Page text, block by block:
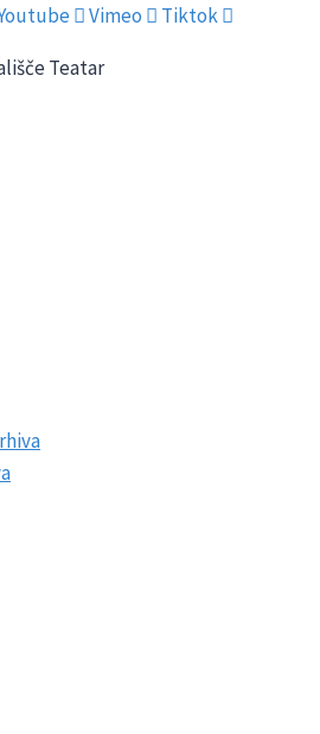
Vimeo
Tiktok
Teatar